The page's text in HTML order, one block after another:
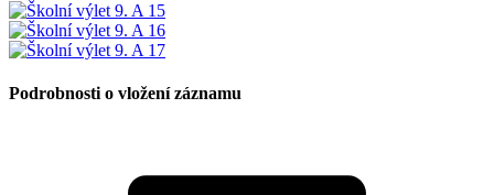
Podrobnosti o vložení záznamu